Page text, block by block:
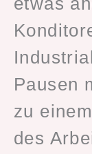
Pausen
zu
des